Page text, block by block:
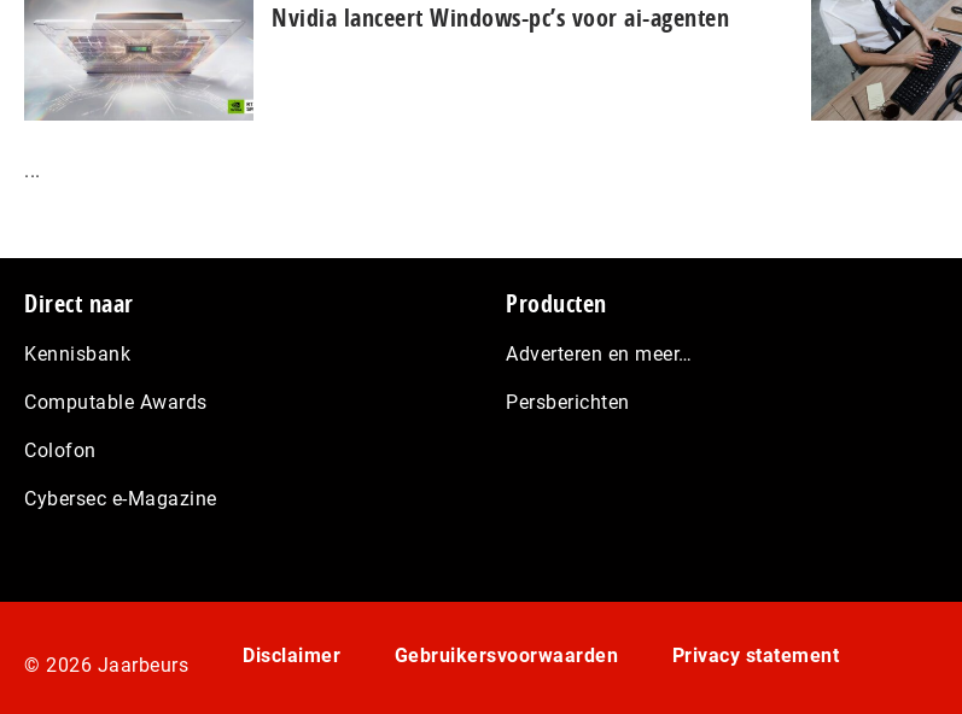
Nvidia lanceert Windows-pc’s voor ai-agenten
...
Footer
Direct naar
Kennisbank
Computable Awards
Colofon
Cybersec e-Magazine
Producten
Adverteren en meer…
Persberichten
© 2026 Jaarbeurs Disclaimer Gebruikersvoorwaarden Privacy statement